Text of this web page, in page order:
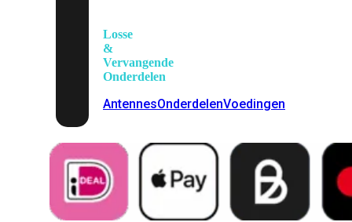
Losse
&
Vervangende
Onderdelen
AntennesOnderdelenVoedingen